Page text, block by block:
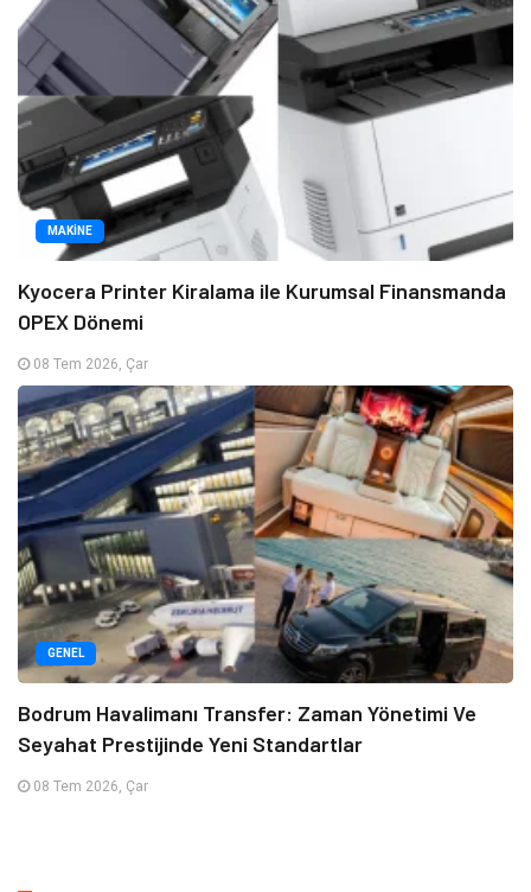
MAKINE
Kyocera Printer Kiralama ile Kurumsal Finansmanda
OPEX Dönemi
08 Tem 2026, Çar
GENEL
Bodrum Havalimanı Transfer: Zaman Yönetimi Ve
Seyahat Prestijinde Yeni Standartlar
08 Tem 2026, Çar